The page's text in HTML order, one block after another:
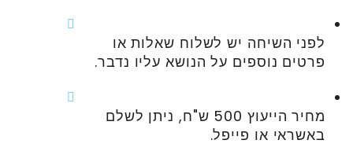
לפני השיחה יש לשלוח שאלות או
פרטים נוספים על הנושא עליו נדבר.
מחיר הייעוץ 500 ש"ח, ניתן לשלם
באשראי או פייפל.